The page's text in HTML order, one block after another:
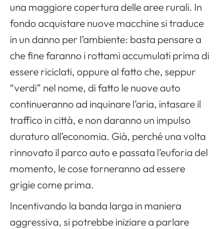
una maggiore copertura delle aree rurali. In
fondo acquistare nuove macchine si traduce
in un danno per l’ambiente: basta pensare a
che fine faranno i rottami accumulati prima di
essere riciclati, oppure al fatto che, seppur
“verdi” nel nome, di fatto le nuove auto
continueranno ad inquinare l’aria, intasare il
traffico in città, e non daranno un impulso
duraturo all’economia. Già, perché una volta
rinnovato il parco auto e passata l’euforia del
momento, le cose torneranno ad essere
grigie come prima.
Incentivando la banda larga in maniera
aggressiva, si potrebbe iniziare a parlare